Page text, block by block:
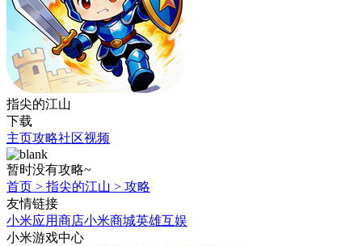
指尖的江山
下载
主页攻略社区视频
暂时没有攻略~
首页 > 指尖的江山 > 攻略
友情链接
小米应用商店小米商城英雄互娱
小米游戏中心